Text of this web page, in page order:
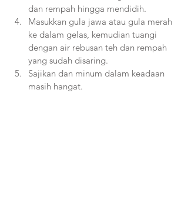
dan rempah hingga mendidih.
Masukkan gula jawa atau gula merah
ke dalam gelas, kemudian tuangi
dengan air rebusan teh dan rempah
yang sudah disaring.
Sajikan dan minum dalam keadaan
masih hangat.